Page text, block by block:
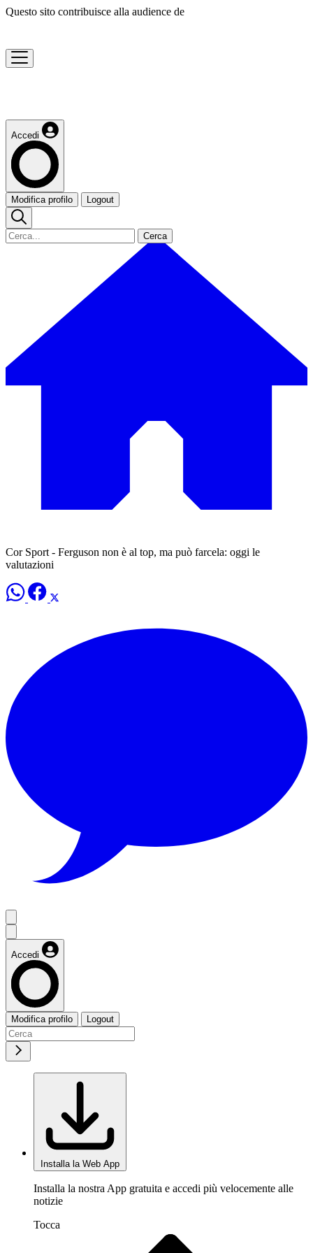
Questo sito contribuisce alla audience de
Accedi
Modifica profilo Logout
Cerca
Cor Sport - Ferguson non è al top, ma può farcela: oggi le
valutazioni
Accedi
Modifica profilo Logout
Installa la Web App
Installa la nostra App gratuita e accedi più velocemente alle
notizie
Tocca